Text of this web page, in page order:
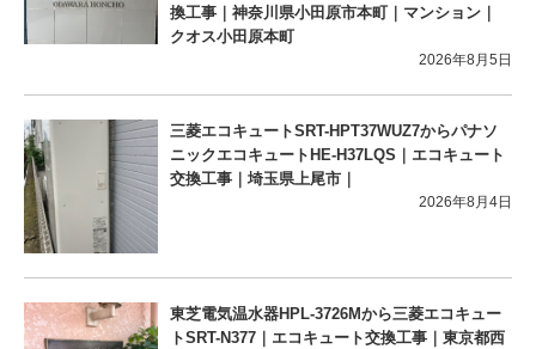
換工事｜神奈川県小田原市本町｜マンション｜
クオス小田原本町
2026年8月5日
三菱エコキュートSRT-HPT37WUZ7からパナソ
ニックエコキュートHE-H37LQS｜エコキュート
交換工事｜埼玉県上尾市｜
2026年8月4日
東芝電気温水器HPL-3726Mから三菱エコキュー
トSRT-N377｜エコキュート交換工事｜東京都西